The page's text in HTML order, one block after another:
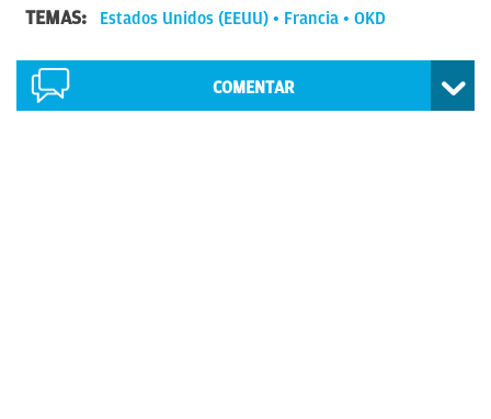
TEMAS: Estados Unidos (EEUU) Francia OKD
COMENTAR